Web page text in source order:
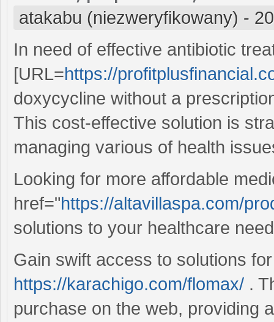
atakabu (niezweryfikowany) -
In need of effective antibiotic
[URL=https://
doxycycline without a
This cost-effective solution is
managing various of health
Looking for more affordable
href="https://altavillaspa.com/
solutions to your healthcare
Gain swift access to solutions
https://karachigo.com/flomax/ .
purchase on the web, providing